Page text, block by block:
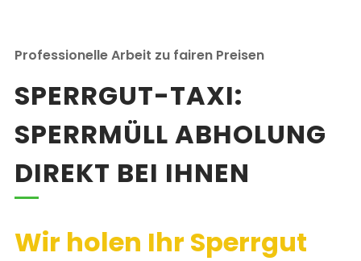
Professionelle Arbeit zu fairen Preisen
SPERRGUT-TAXI:
SPERRMÜLL ABHOLUNG
DIREKT BEI IHNEN
Wir holen Ihr Sperrgut